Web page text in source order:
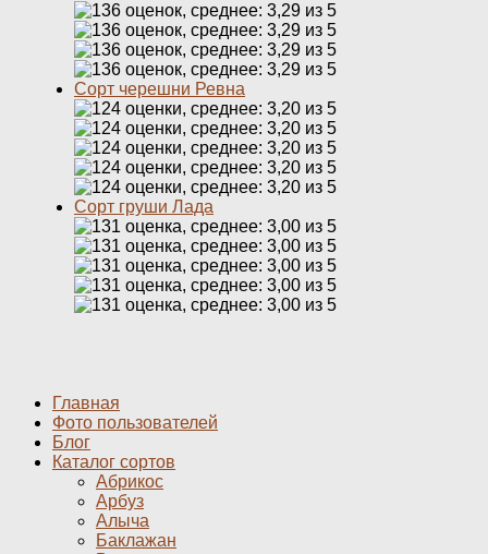
Сорт черешни Ревна
Сорт груши Лада
Главная
Фото пользователей
Блог
Каталог сортов
Абрикос
Арбуз
Алыча
Баклажан